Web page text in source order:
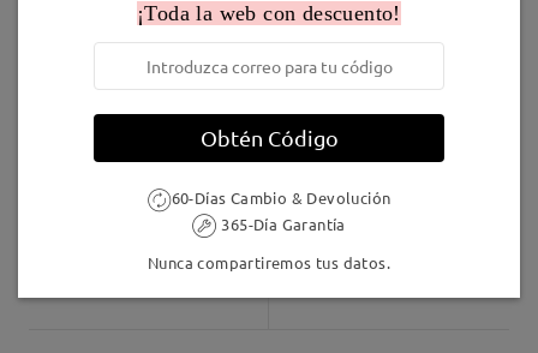
Stella18 19,95 € BaddieT22 36,95 €
19,95 €
¡Toda la web con descuento!
Obtén Código
60-Días Cambio & Devolución
365-Día Garantía
Nunca compartiremos tus datos.